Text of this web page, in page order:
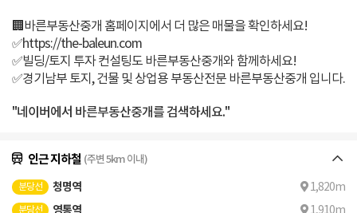
🏢바른부동산중개 홈페이지에서 더 많은 매물을 확인하세요!
✅https://the-baleun.com
✅빌딩/토지 투자 컨설팅도 바른부동산중개와 함께하세요!
✅경기남부 토지, 건물 및 상업용 부동산전문 바른부동산중개 입니다.
"네이버에서 바른부동산중개를 검색하세요."
인근 지하철 (주변 5km 이내)
분당선 청명역 1,820m
분당선 영통역 1,910m